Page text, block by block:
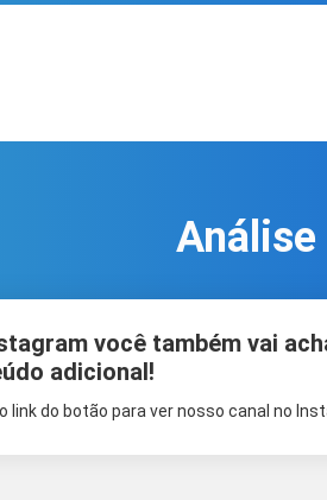
você também vai
adicional!
link do botão para ver nosso canal no